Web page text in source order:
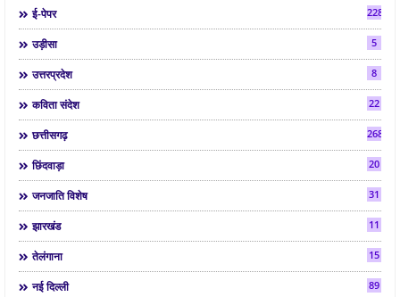
ई-पेपर 2286
उड़ीसा 5
उत्तरप्रदेश 8
कविता संदेश 22
छत्तीसगढ़ 268
छिंदवाड़ा 20
जनजाति विशेष 31
झारखंड 11
तेलंगाना 15
नई दिल्ली 89